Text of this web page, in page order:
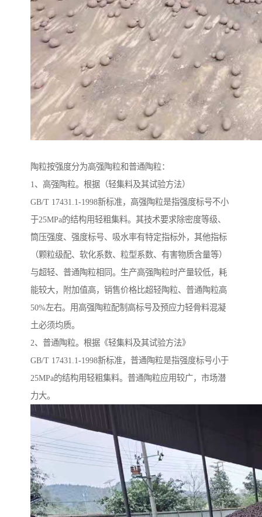
陶粒按强度分为高强陶粒和普通陶粒：
1、高强陶粒。根据（轻集料及其试验方法）
GB/T 17431.1-1998新标准，高强陶粒是指强度标号不小
于25MPa的结构用轻粗集料。其技术要求除密度等级、
筒压强度、强度标号、吸水率有特定指标外，其他指标
（颗粒级配、软化系数、粒型系数、有害物质含量等）
与超轻、普通陶粒相同。生产高强陶粒时产量较低，耗
能较大，附加值高，销售价格比超轻陶粒、普通陶粒高
50%左右。用高强陶粒配制高标号及预应力轻骨料混凝
土必须均质。
2、普通陶粒。根据《轻集料及其试验方法》
GB/T 17431.1-1998新标准，普通陶粒是指强度标号小于
25MPa的结构用轻粗集料。普通陶粒应用较广，市场潜
力大。